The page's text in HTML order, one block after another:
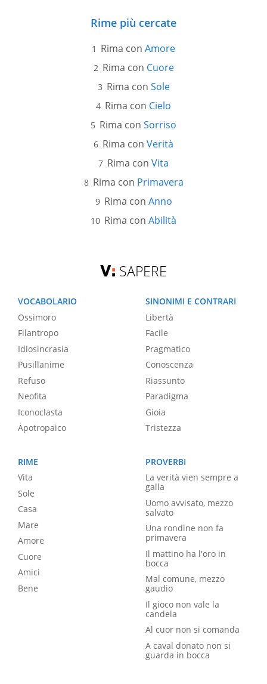
Rime più cercate
Rima con Amore
Rima con Cuore
Rima con Sole
Rima con Cielo
Rima con Sorriso
Rima con Verità
Rima con Vita
Rima con Primavera
Rima con Anno
Rima con Abilità
SAPERE
VOCABOLARIO
Ossimoro
Filantropo
Idiosincrasia
Pusillanime
Refuso
Neofita
Iconoclasta
Apotropaico
SINONIMI E CONTRARI
Libertà
Facile
Pragmatico
Conoscenza
Riassunto
Paradigma
Gioia
Tristezza
RIME
Vita
Sole
Casa
Mare
Amore
Cuore
Amici
Bene
PROVERBI
La verità vien sempre a
galla
Uomo avvisato, mezzo
salvato
Una rondine non fa
primavera
Il mattino ha l'oro in
bocca
Mal comune, mezzo
gaudio
Il gioco non vale la
candela
Al cuor non si comanda
A caval donato non si
guarda in bocca